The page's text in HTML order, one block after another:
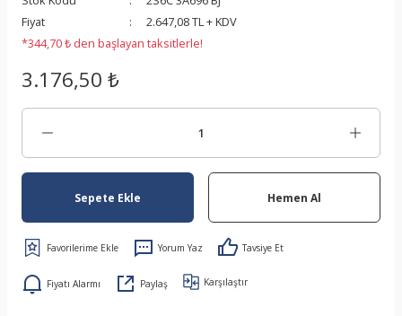
Fiyat
2.647,08 TL + KDV
*344,70 ₺ den başlayan taksitlerle!
3.176,50 ₺
Sepete Ekle Hemen Al
Yorum Yaz Tavsiye Et
Fiyatı Alarmı Paylaş Karşılaştır